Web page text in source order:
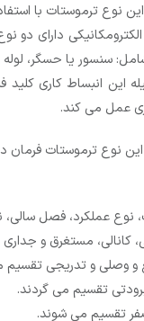
این نوع ترموستات با
عمل می کند.
این نوع ترموستات فرمان
عملکرد، فصل سالی،
کانالی، مستغرق و
و وصلی و تدریجی
برودتی تقسیم می گردند.
تقسیم می شوند.